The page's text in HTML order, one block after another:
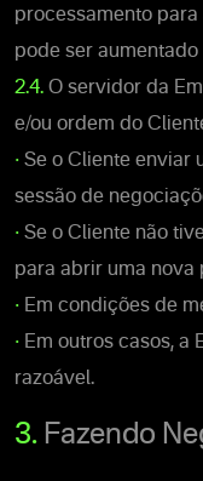
processamento
pode ser aumentado
2.4. O servidor da
e/ou ordem do
• Se o Cliente enviar
sessão de
• Se o Cliente não
para abrir uma nova
• Em condições de
• Em outros casos, a
razoável.
3. Fazendo